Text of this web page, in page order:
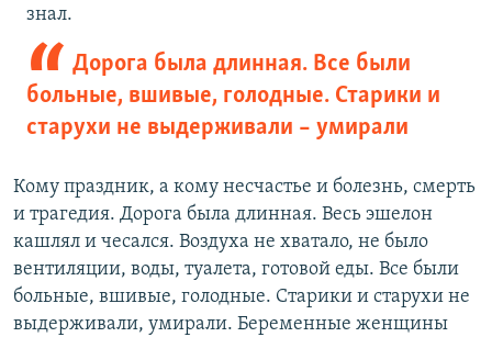
знал.
Дорога была длинная. Все были
больные, вшивые, голодные. Старики и
старухи не выдерживали – умирали
Кому праздник, а кому несчастье и болезнь, смерть
и трагедия. Дорога была длинная. Весь эшелон
кашлял и чесался. Воздуха не хватало, не было
вентиляции, воды, туалета, готовой еды. Все были
больные, вшивые, голодные. Старики и старухи не
выдерживали, умирали. Беременные женщины